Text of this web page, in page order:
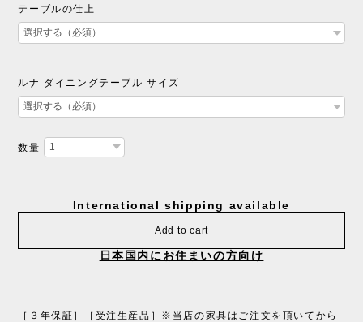
テーブルの仕上
ルナ ダイニングテーブル サイズ
数量
International shipping available
Add to cart
日本国内にお住まいの方向け
［３年保証］［受注生産品］※当店の家具はご注文を頂いてから